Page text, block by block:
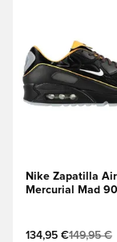
Abre un modal
Nike Zapatilla
Mercurial Mad
134,95 €149,95 €